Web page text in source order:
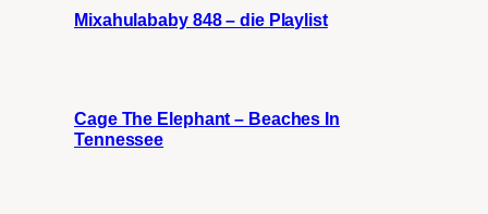
Mixahulababy 848 – die Playlist
Cage The Elephant – Beaches In
Tennessee